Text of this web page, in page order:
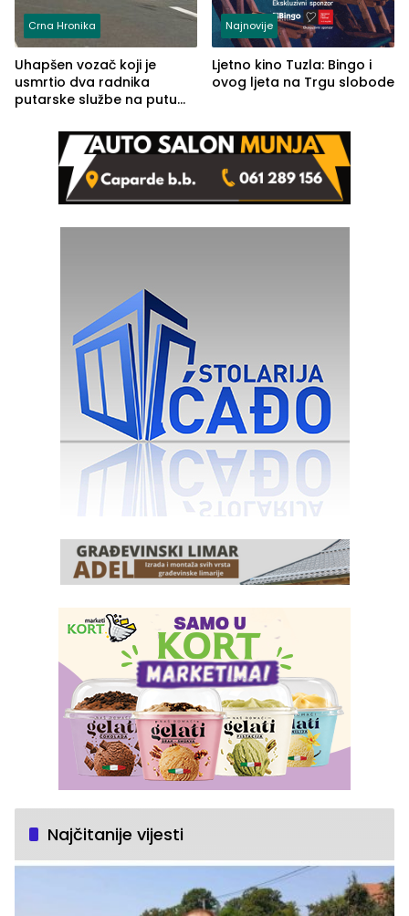
Crna Hronika
Uhapšen vozač koji je
usmrtio dva radnika
putarske službe na putu
(FOTO)
Najnovije
Ljetno kino Tuzla: Bingo i
ovog ljeta na Trgu slobode
Najčitanije vijesti